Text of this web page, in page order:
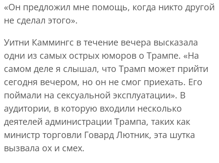
«Он предложил мне помощь, когда никто другой
не сделал этого».
Уитни Каммингс в течение вечера высказала
одни из самых острых юморов о Трампе. «На
самом деле я слышал, что Трамп может прийти
сегодня вечером, но он не смог приехать. Его
поймали на сексуальной эксплуатации». В
аудитории, в которую входили несколько
деятелей администрации Трампа, таких как
министр торговли Говард Лютник, эта шутка
вызвала ох и смех.